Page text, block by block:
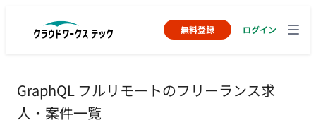
無料登録 ログイン
GraphQL フルリモートのフリーランス求
人・案件一覧